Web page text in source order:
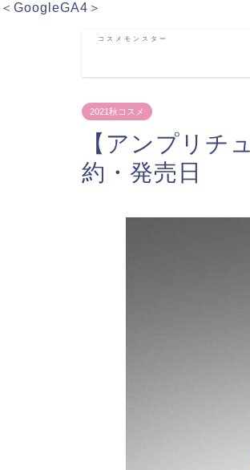
＜GoogleGA4＞
コスメモンスター
2021秋コスメ
【アンプリチ
約・発売日